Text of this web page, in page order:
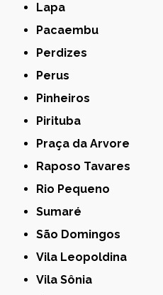
Lapa
Pacaembu
Perdizes
Perus
Pinheiros
Pirituba
Praça da Arvore
Raposo Tavares
Rio Pequeno
Sumaré
São Domingos
Vila Leopoldina
Vila Sônia